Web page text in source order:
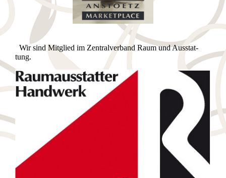
Wir sind Mitglied im Zen­tral­ver­band Raum und Aus­stat­
tung.